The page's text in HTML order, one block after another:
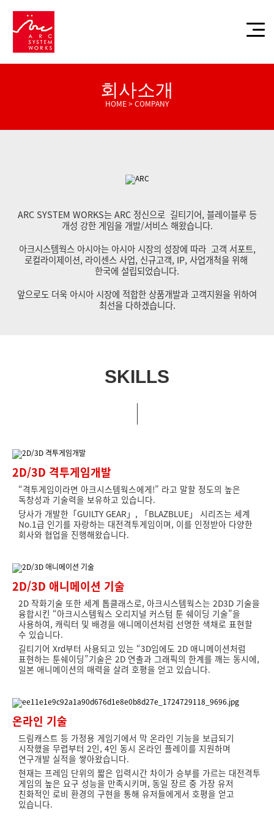
회사소개
HOME > COMPANY
ARC SYSTEM WORKS는 ARC 정신으로 길티기어, 블레이블루 등
개성 강한 게임을 개발/서비스 해왔습니다.
아크시스템웍스 아시아는 아시아 시장의 성장에 따라 고객 서포트,
로컬라이제이션, 라이센스 사업, 신규고객, IP, 사업개척을 위해
한국에 설립되었습니다.
앞으로도 더욱 아시아 시장에 적합한 상품개발과 고객지원을 위하여
최선을 다하겠습니다.
SKILLS
2D/3D 격투게임개발
“격투게임이라면 아크시스템웍스에게!” 라고 말할 정도의 높은
독창성과 기술력을 보유하고 있습니다.
당사가 개발한「GUILTY GEAR」, 「BLAZBLUE」 시리즈는 세계
No.1급 인기를 자랑하는 대전격투게임이며, 이를 인정받아 다양한
회사와 협업을 진행해왔습니다.
2D/3D 애니메이션 기술
2D 작화기술 또한 세계 톱클래스로, 아크시스템웍스는 2D3D 기술을
융합시킨 “아크시스템웍스 오리지널 커스텀 툰 쉐이딩 기술”을
사용하여, 캐릭터 및 배경을 애니메이션처럼 선명한 색채로 표현할
수 있습니다.
길티기어 Xrd부터 사용되고 있는 “3D임에도 2D 애니메이션처럼
표현하는 툰쉐이딩”기술은 2D 연출과 그래픽의 한계를 깨는 동시에,
일본 애니메이션의 매력을 살려 호평을 얻고 있습니다.
온라인 기술
드림캐스트 등 가정용 게임기에서 막 온라인 기능을 보급되기
시작했을 무렵부터 2인, 4인 동시 온라인 플레이를 지원하며
연구개발 실적을 쌓아왔습니다.
현재는 프레임 단위의 짧은 입력시간 차이가 승부를 가르는 대전격투
게임의 높은 요구 성능을 만족시키며, 동일 장르 중 가장 유저
친화적인 로비 환경의 구현을 통해 유저들에게서 호평을 얻고
있습니다.